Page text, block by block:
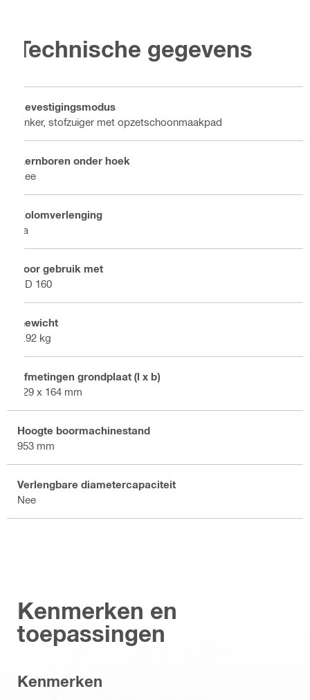
Technische gegevens
Bevestigingsmodus
Anker, stofzuiger met opzetschoonmaakpad
Kernboren onder hoek
Nee
Kolomverlenging
Ja
Voor gebruik met
DD 160
Gewicht
7.92 kg
Afmetingen grondplaat (l x b)
229 x 164 mm
Hoogte boormachinestand
953 mm
Verlengbare diametercapaciteit
Nee
Kenmerken en
toepassingen
Kenmerken